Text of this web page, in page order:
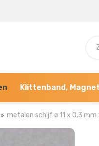
Klittenband,
metalen schijf ø 11 x 0,3 mm